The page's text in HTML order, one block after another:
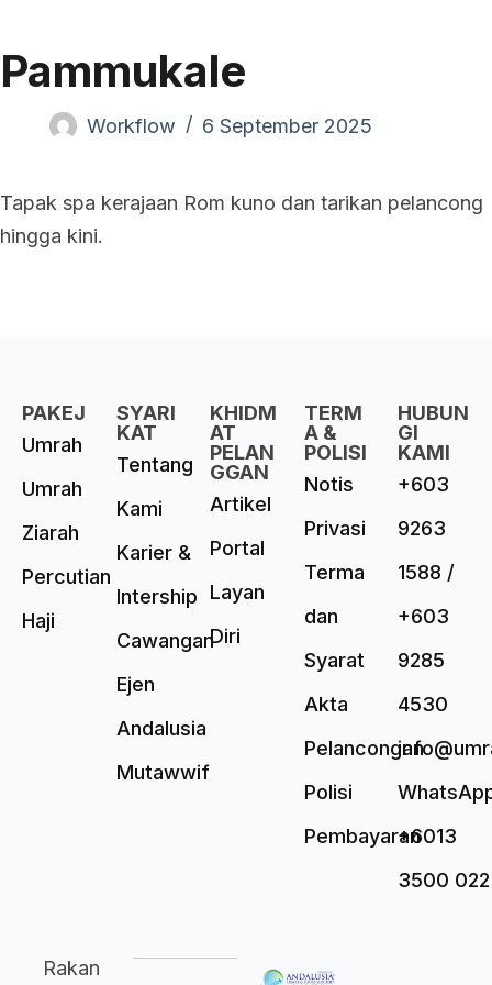
Pammukale
Workflow 6 September 2025
Tapak spa kerajaan Rom kuno dan tarikan pelancong
hingga kini.
PAKEJ
Umrah
Umrah
Ziarah
Percutian
Haji
SYARI
KAT
Tentang
Kami
Karier &
Intership
Cawangan
Ejen
Andalusia
Mutawwif
KHIDM
AT
PELAN
GGAN
Artikel
Portal
Layan
Diri
TERM
A &
POLISI
Notis
Privasi
Terma
dan
Syarat
Akta
Pelancongan
Polisi
Pembayaran
HUBUN
GI
KAMI
+603
9263
1588 /
+603
9285
4530
+6013
3500 022
Rakan